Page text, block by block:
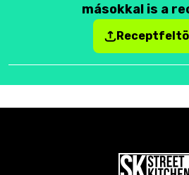
másokkal is a